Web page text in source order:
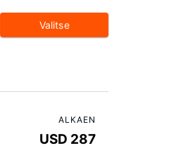
Valitse
ALKAEN
USD 287